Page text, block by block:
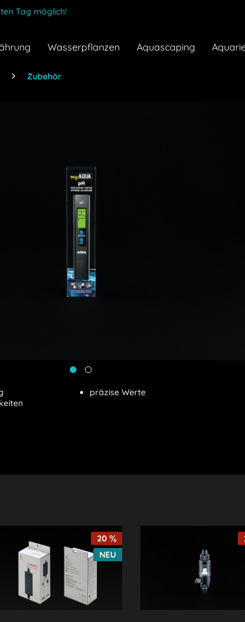
Tag möglich!
Wasserpflanzen Aquascaping
Zubehör
präzise Werte
20
NEU